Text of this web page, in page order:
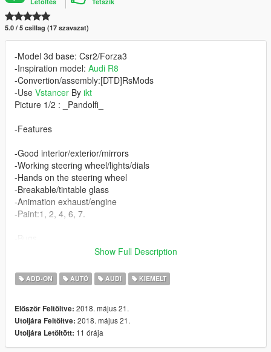
5.0 / 5 csillag (17 szavazat)
-Model 3d base: Csr2/Forza3
-Inspiration model: Audi R8
-Convertion/assembly:[DTD]RsMods
-Use Vstancer By ikt
Picture 1/2 : _Pandolfi_
-Features
-Good interior/exterior/mirrors
-Working steering wheel/lights/dials
-Hands on the steering wheel
-Breakable/tintable glass
-Animation exhaust/engine
-Paint:1, 2, 4, 6, 7.
-No template
Instruction in the archive.
Enjoy ;)
Show Full Description
ADD-ON AUTÓ AUDI KIEMELT
Először Feltöltve: 2018. május 21.
Utoljára Feltöltve: 2018. május 21.
Utoljára Letöltött: 11 órája